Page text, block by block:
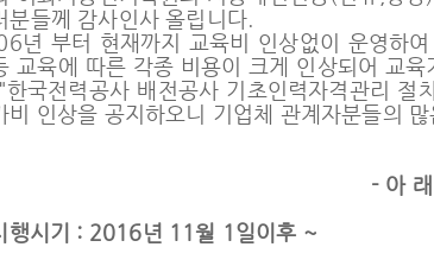
분들께 감사인사 올립니다.
년 부터 현재까지 교육비 인상없이 운영하
교육에 따른 각종 비용이 크게 인상되어 교
국전력공사 배전공사 기초인력자격관리
비 인상을 공지하오니 기업체 관계자분들의
- 아
행시기 : 2016년 11월 1일이후 ~